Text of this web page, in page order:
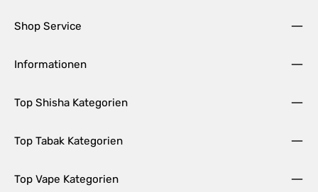
Shop Service
Informationen
Top Shisha Kategorien
Top Tabak Kategorien
Top Vape Kategorien